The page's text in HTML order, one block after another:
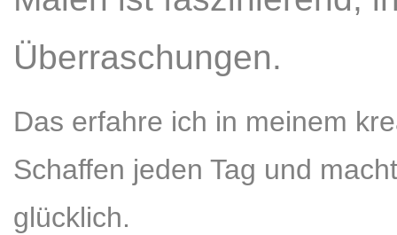
Überraschungen.
Das erfahre ich in meinem
Schaffen jeden Tag und
glücklich.